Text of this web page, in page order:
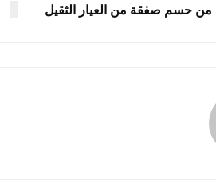
من حسم صفقة من العيار الثقيل